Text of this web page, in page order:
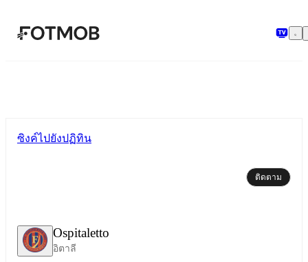
ข้ามไปยังเนื้อหาหลัก
Ospitaletto
อิตาลี
ซิงค์ไปยังปฏิทิน
ติดตาม